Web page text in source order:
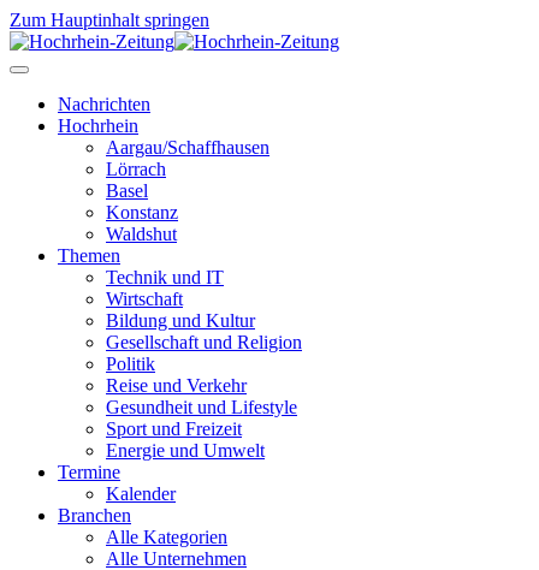
Zum Hauptinhalt springen
Nachrichten
Hochrhein
Aargau/Schaffhausen
Lörrach
Basel
Konstanz
Waldshut
Themen
Technik und IT
Wirtschaft
Bildung und Kultur
Gesellschaft und Religion
Politik
Reise und Verkehr
Gesundheit und Lifestyle
Sport und Freizeit
Energie und Umwelt
Termine
Kalender
Branchen
Alle Kategorien
Alle Unternehmen